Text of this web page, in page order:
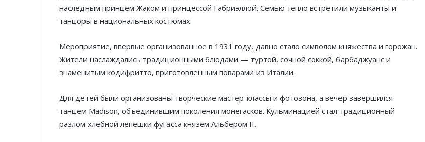
наследным принцем Жаком и принцессой Габриэллой. Семью тепло встретили музыканты и
танцоры в национальных костюмах.
Мероприятие, впервые организованное в 1931 году, давно стало символом княжества и горожан.
Жители наслаждались традиционными блюдами — туртой, сочной соккой, барбаджуанс и
знаменитым кодифритто, приготовленным поварами из Италии.
Для детей были организованы творческие мастер-классы и фотозона, а вечер завершился
танцем Madison, объединившим поколения монегасков. Кульминацией стал традиционный
разлом хлебной лепешки фугасса князем Альбером II.